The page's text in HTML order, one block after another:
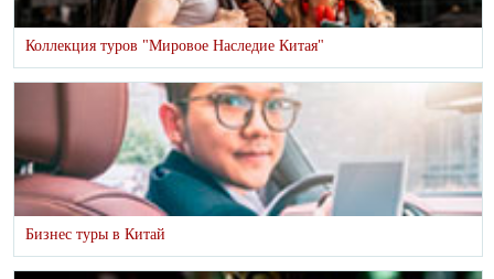
Коллекция туров "Мировое Наследие Китая"
Бизнес туры в Китай